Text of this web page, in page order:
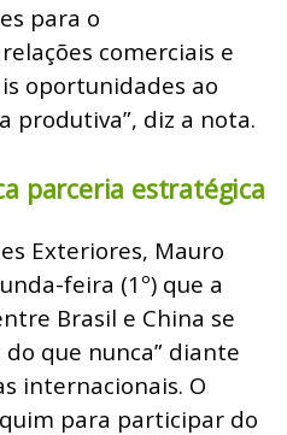
para o
comerciais e
oportunidades ao
produtiva”, diz a nota.
parceria estratégica
Exteriores, Mauro
feira (1º) que a
Brasil e China se
que nunca” diante
internacionais. O
para participar do